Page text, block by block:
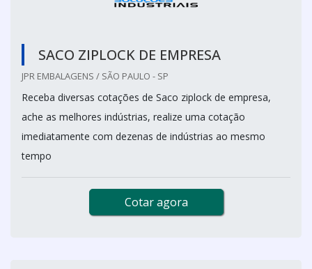
SACO ZIPLOCK DE EMPRESA
JPR EMBALAGENS / SÃO PAULO - SP
Receba diversas cotações de Saco ziplock de empresa,
ache as melhores indústrias, realize uma cotação
imediatamente com dezenas de indústrias ao mesmo
tempo
Cotar agora